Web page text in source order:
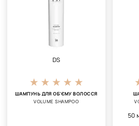
DS
ШАМПУНЬ ДЛЯ ОБ'ЄМУ ВОЛОССЯ
VOLUME SHAMPOO
50